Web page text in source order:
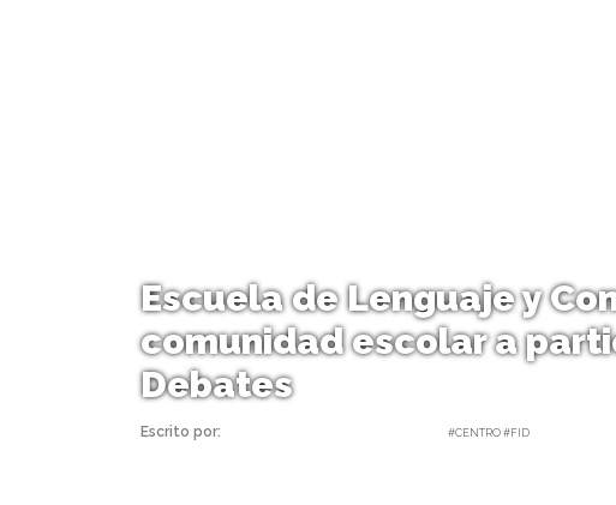
Escuela de Lenguaje y
comunidad escolar a
Debates
Escrito por: #CENTRO #FID